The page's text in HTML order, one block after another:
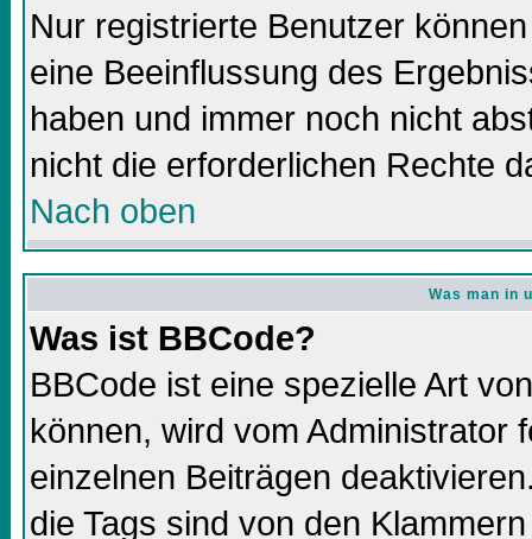
Nur registrierte Benutzer
eine Beeinflussung des
haben und immer noch nicht
nicht die erforderlichen Rechte
Nach oben
Was man in
Was ist BBCode?
BBCode ist eine spezielle Art
können, wird vom Administrator
einzelnen Beiträgen
die Tags sind von den